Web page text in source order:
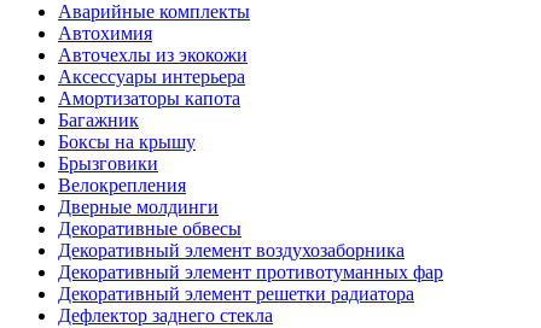
Аварийные комплекты
Автохимия
Авточехлы из экокожи
Аксессуары интерьера
Амортизаторы капота
Багажник
Боксы на крышу
Брызговики
Велокрепления
Дверные молдинги
Декоративные обвесы
Декоративный элемент воздухозаборника
Декоративный элемент противотуманных фар
Декоративный элемент решетки радиатора
Дефлектор заднего стекла